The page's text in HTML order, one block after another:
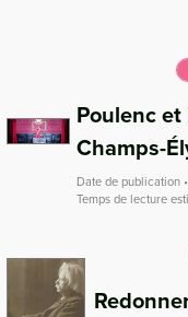
Poulenc et
Champs-
Date de publication
Temps de lecture